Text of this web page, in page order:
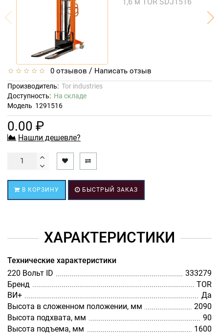
0 отзывов / Написать отзыв
Производитель: Tor industries
Доступность: На складе
Модель 1291516
0.00 ₽
Нашли дешевле?
В КОРЗИНУ БЫСТРЫЙ ЗАКАЗ
ХАРАКТЕРИСТИКИ
Технические характеристики
220 Вольт ID
333279
Бренд
TOR
ВИ+
Да
Высота в сложенном положении, мм
2090
Высота подхвата, мм
90
Высота подъема, мм
1600